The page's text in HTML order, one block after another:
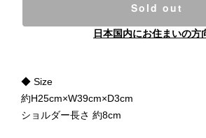
Sold out
日本国内にお住まいの方
◆ Size
約H25cm×W39cm×D3cm
ショルダー長さ 約8cm